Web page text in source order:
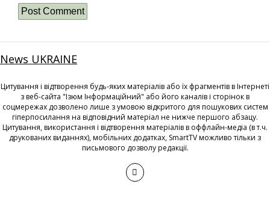
News UKRAINE
Цитування і відтворення будь-яких матеріалів або їх фрагментів в Інтернеті
з веб-сайта "Ізюм Інформаційний" або його каналів і сторінок в
соцмережах дозволено лише з умовою відкритого для пошукових систем
гіперпосилання на відповідний матеріал не нижче першого абзацу.
Цитування, використання і відтворення матеріалів в оффлайн-медіа (в т.ч.
друкованих виданнях), мобільних додатках, SmartTV можливо тільки з
письмового дозволу редакції.